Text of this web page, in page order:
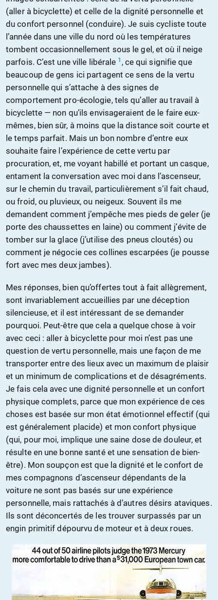
(aller à bicyclette) et celle de la dignité personnelle et
du confort personnel (conduire). Je suis cycliste toute
l’année dans une ville du nord où les températures
tombent occasionnellement sous le gel, et où il neige
parfois. C’est une ville libérale 1 , ce qui signifie que
beaucoup de gens ici partagent ce sens de la vertu
personnelle qui s’attache à des signes de
comportement pro-écologie, tels qu’aller au travail à
bicyclette — non qu’ils envisageraient de le faire eux-
mêmes, bien sûr, à moins que la distance soit courte et
le temps parfait. Mais un bon nombre d’entre eux
souhaite faire l’expérience de cette vertu par
procuration, et, me voyant habillé et portant un casque,
entament la conversation avec moi dans l’ascenseur,
sur le chemin du travail, particulièrement s’il fait chaud,
ou froid, ou pluvieux, ou neigeux. Souvent ils me
demandent comment j’empêche mes pieds de geler (je
porte des chaussettes en laine) ou comment j’évite de
tomber sur la glace (j’utilise des pneus cloutés) ou
comment je négocie ces collines escarpées (je pousse
fort avec mes deux jambes).
Mes réponses, bien qu’offertes tout à fait allègrement,
sont invariablement accueillies par une déception
silencieuse, et il est intéressant de se demander
pourquoi. Peut-être que cela a quelque chose à voir
avec ceci : aller à bicyclette pour moi n’est pas une
question de vertu personnelle, mais une façon de me
transporter entre des lieux avec un maximum de plaisir
et un minimum de complications et de désagréments.
Je fais cela avec une dignité personnelle et un confort
physique complets, parce que mon expérience de ces
choses est basée sur mon état émotionnel effectif (qui
est généralement placide) et mon confort physique
(qui, pour moi, implique une saine dose de douleur, et
résulte en une bonne santé et une sensation de bien-
être). Mon soupçon est que la dignité et le confort de
mes compagnons d’ascenseur dépendants de la
voiture ne sont pas basés sur une expérience
personnelle, mais rattachés à d’autres désirs ataviques.
Ils sont déconcertés de les trouver surpassés par un
engin primitif dépourvu de moteur et à deux roues.